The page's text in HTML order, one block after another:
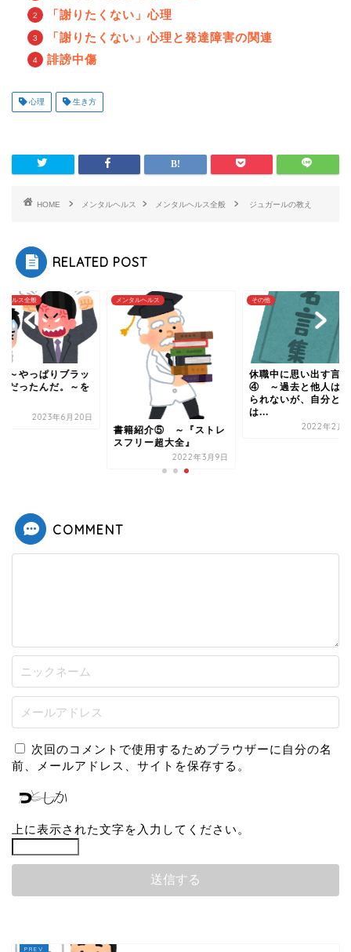
「謝りたくない」心理
「謝りたくない」心理と発達障害の関連
誹謗中傷
心理 生き方
HOME メンタルヘルス メンタルヘルス全般 ジュガールの教え
RELATED POST
ルヘルス その他
休職中に思い出す言葉
④ ～過去と他人は変え
られないが、自分と未来
2022年2月23日
メンタルヘルス全般
記事 ～やっぱりブ
ク企業だったんだ。
読んで
COMMENT
次回のコメントで使用するためブラウザーに自分の名
前、メールアドレス、サイトを保存する。
上に表示された文字を入力してください。